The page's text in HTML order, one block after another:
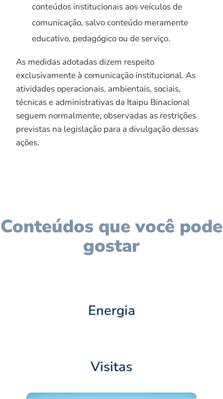
conteúdos institucionais aos veículos de
comunicação, salvo conteúdo meramente
educativo, pedagógico ou de serviço.
As medidas adotadas dizem respeito
exclusivamente à comunicação institucional. As
atividades operacionais, ambientais, sociais,
técnicas e administrativas da Itaipu Binacional
seguem normalmente, observadas as restrições
previstas na legislação para a divulgação dessas
ações.
Conteúdos que você pode
gostar
Energia
Visitas